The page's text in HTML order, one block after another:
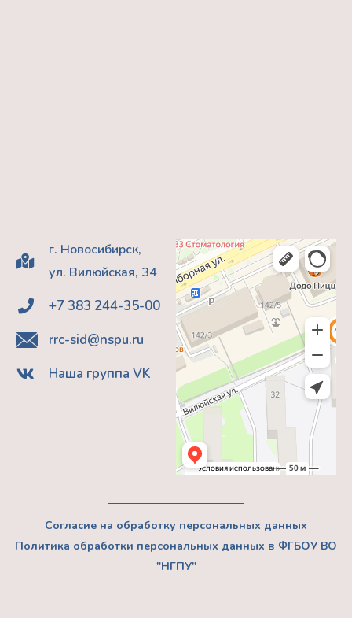
г. Новосибирск,
ул. Вилюйская, 34
+7 383 244-35-00
rrc-sid@nspu.ru
Наша группа VK
Согласие на обработку персональных данных
Политика обработки персональных данных в ФГБОУ ВО
"НГПУ"